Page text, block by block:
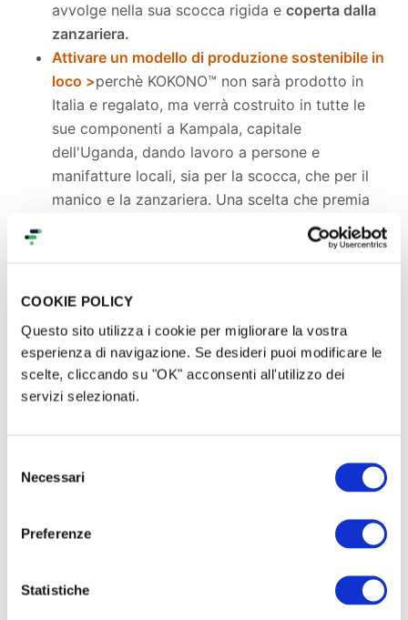
COOKIE POLICY
Questo sito utilizza i cookie per migliorare la vostra
esperienza di navigazione. Se desideri puoi modificare le
scelte, cliccando su "OK" acconsenti all'utilizzo dei
servizi selezionati.
delNecessari
Preferenze
Statistiche
avvolge nella sua scocca rigida e coperta dalla
zanzariera.
Attivare un modello di produzione sostenibile in
loco >perchè KOKONO™ non sarà prodotto in
Italia e regalato, ma verrà costruito in tutte le
sue componenti a Kampala, capitale
dell'Uganda, dando lavoro a persone e
manifatture locali, sia per la scocca, che per il
manico e la zanzariera. Una scelta che premia
relazioni nate assieme alle persone locali,
trasferendo competenze e know-how tra l'Italia
lavoreremo assieme alle istituzioni per iniziare a
evitare la commercializzazione di culle di bassa
qualità e pericolose per i bambini.Saremo un
mezzo per un fine davvero virtuoso!
le famiglie in difficoltà, permettendo di poter
accudire il bambino anche quando dovranno
quando dovranno spostarsi su mezzi di
, lasciandolo in uno spazio
per la distribuzione di